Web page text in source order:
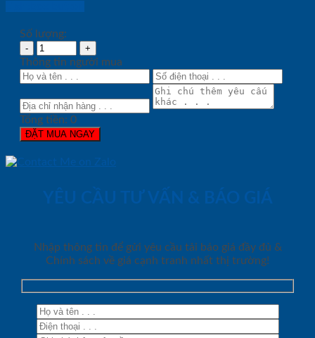
Số lượng:
Thông tin người mua
Tổng tiền: 0
ĐẶT MUA NGAY
YÊU CẦU TƯ VẤN & BÁO GIÁ
Nhập thông tin để gửi yêu cầu tải báo giá đầy đủ &
Chính sách về giá cạnh tranh nhất thị trường!